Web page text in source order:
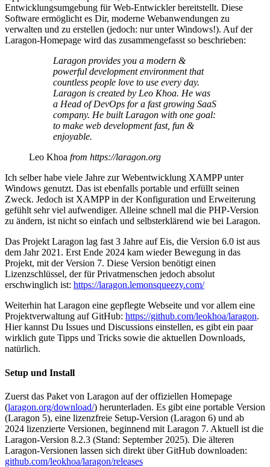
Entwicklungsumgebung für Web-Entwickler bereitstellt. Diese
Software ermöglicht es Dir, moderne Webanwendungen zu
verwalten und zu erstellen (jedoch: nur unter Windows!). Auf der
Laragon-Homepage wird das zusammengefasst so beschrieben:
Laragon provides you a modern &
powerful development environment that
countless people love to use every day.
Laragon is created by Leo Khoa. He was
a Head of DevOps for a fast growing SaaS
company. He built Laragon with one goal:
to make web development fast, fun &
enjoyable.
Leo Khoa from https://laragon.org
Ich selber habe viele Jahre zur Webentwicklung XAMPP unter
Windows genutzt. Das ist ebenfalls portable und erfüllt seinen
Zweck. Jedoch ist XAMPP in der Konfiguration und Erweiterung
gefühlt sehr viel aufwendiger. Alleine schnell mal die PHP-Version
zu ändern, ist nicht so einfach und selbsterklärend wie bei Laragon.
Das Projekt Laragon lag fast 3 Jahre auf Eis, die Version 6.0 ist aus
dem Jahr 2021. Erst Ende 2024 kam wieder Bewegung in das
Projekt, mit der Version 7. Diese Version benötigt einen
Lizenzschlüssel, der für Privatmenschen jedoch absolut
erschwinglich ist: https://laragon.lemonsqueezy.com/
Weiterhin hat Laragon eine gepflegte Webseite und vor allem eine
Projektverwaltung auf GitHub: https://github.com/leokhoa/laragon.
Hier kannst Du Issues und Discussions einstellen, es gibt ein paar
wirklich gute Tipps und Tricks sowie die aktuellen Downloads,
natürlich.
Setup und Install
Zuerst das Paket von Laragon auf der offiziellen Homepage
(laragon.org/download/) herunterladen. Es gibt eine portable Version
(Laragon 5), eine lizenzfreie Setup-Version (Laragon 6) und ab
2024 lizenzierte Versionen, beginnend mit Laragon 7. Aktuell ist die
Laragon-Version 8.2.3 (Stand: September 2025). Die älteren
Laragon-Versionen lassen sich direkt über GitHub downloaden:
github.com/leokhoa/laragon/releases